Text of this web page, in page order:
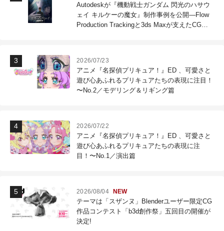
Autodeskが『機動戦士ガンダム 閃光のハサウ
ェイ キルケーの魔女』制作事例を公開―Flow
Production Trackingと3ds Maxが支えたCG制
2026/07/23
アニメ『名探偵プリキュア！』ED 、可愛さと
遊び心あふれるプリキュアたちの表現に注目！
〜No.2／モデリング＆リギング篇
2026/07/22
アニメ『名探偵プリキュア！』ED 、可愛さと
遊び心あふれるプリキュアたちの表現に注
目！〜No.1／演出篇
2026/08/04 NEW
テーマは「スザンヌ」Blenderユーザー限定CG
作品コンテスト「b3d創作祭」五回目の開催が
決定!